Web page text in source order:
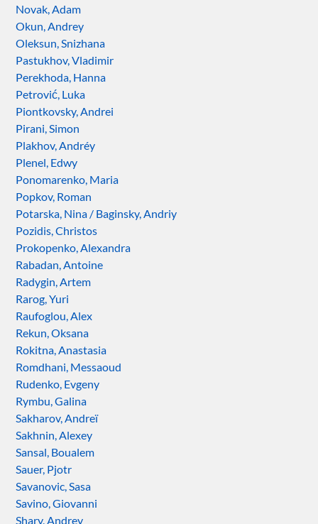
Novak, Adam
Okun, Andrey
Oleksun, Snizhana
Pastukhov, Vladimir
Perekhoda, Hanna
Petrović, Luka
Piontkovsky, Andrei
Pirani, Simon
Plakhov, Andréy
Plenel, Edwy
Ponomarenko, Maria
Popkov, Roman
Potarska, Nina / Baginsky, Andriy
Pozidis, Christos
Prokopenko, Alexandra
Rabadan, Antoine
Radygin, Artem
Rarog, Yuri
Raufoglou, Alex
Rekun, Oksana
Rokitna, Anastasia
Romdhani, Messaoud
Rudenko, Evgeny
Rymbu, Galina
Sakharov, Andreï
Sakhnin, Alexey
Sansal, Boualem
Sauer, Pjotr
Savanovic, Sasa
Savino, Giovanni
Shary, Andrey